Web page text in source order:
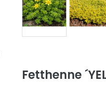
Fetthenne